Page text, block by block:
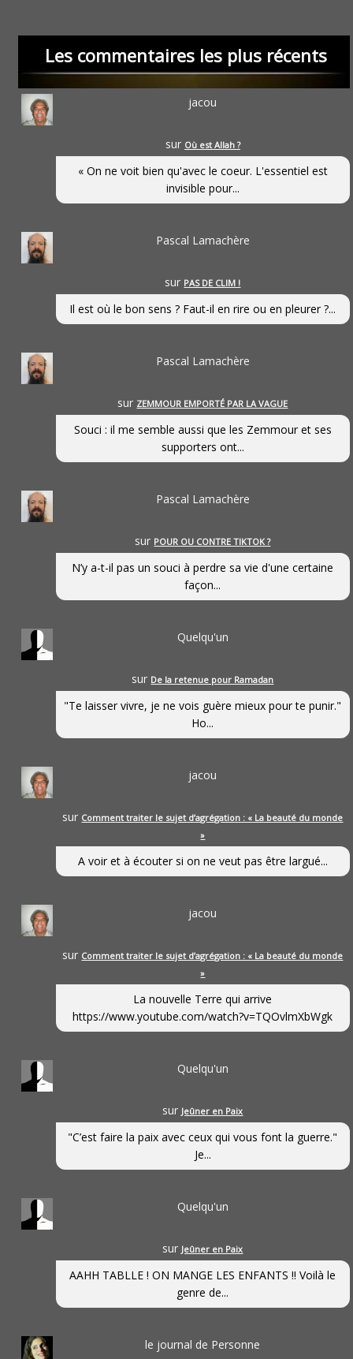
Les commentaires les plus récents
jacou
sur Où est Allah ?
« On ne voit bien qu'avec le coeur. L'essentiel est
invisible pour...
Pascal Lamachère
sur PAS DE CLIM !
Il est où le bon sens ? Faut-il en rire ou en pleurer ?...
Pascal Lamachère
sur ZEMMOUR EMPORTÉ PAR LA VAGUE
Souci : il me semble aussi que les Zemmour et ses
supporters ont...
Pascal Lamachère
sur POUR OU CONTRE TIKTOK ?
N’y a-t-il pas un souci à perdre sa vie d'une certaine
façon...
Quelqu'un
sur De la retenue pour Ramadan
"Te laisser vivre, je ne vois guère mieux pour te punir."
Ho...
jacou
sur Comment traiter le sujet d’agrégation : « La beauté du monde
»
A voir et à écouter si on ne veut pas être largué...
jacou
sur Comment traiter le sujet d’agrégation : « La beauté du monde
»
La nouvelle Terre qui arrive
https://www.youtube.com/watch?v=TQOvlmXbWgk
Quelqu'un
sur Jeûner en Paix
"C’est faire la paix avec ceux qui vous font la guerre."
Je...
Quelqu'un
sur Jeûner en Paix
AAHH TABLLE ! ON MANGE LES ENFANTS !! Voilà le
genre de...
le journal de Personne